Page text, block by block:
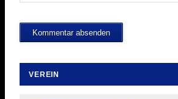
Kommentar absenden
VEREIN